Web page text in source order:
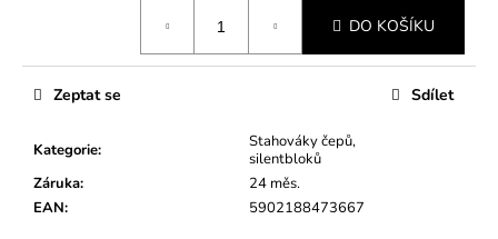
DO KOŠÍKU
Kategorie:
Stahováky čepů,
silentbloků
Záruka:
24 měs.
EAN: 5902188473667
Zeptat se Sdílet
e
m
PROFESIONÁLNÍ
STAHOVÁK
SILENTBLOKŮ